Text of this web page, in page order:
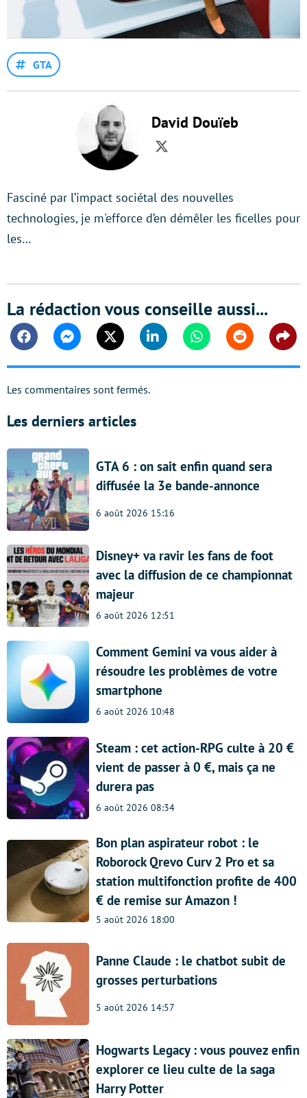
GTA
David Douïeb
Twitter
Fasciné par l’impact sociétal des nouvelles
technologies, je m'efforce d’en démêler les ficelles pour
les…
La rédaction vous conseille aussi...
FacebookMessengerTwitter Linkedin WhatsappReddit
Les commentaires sont fermés.
Les derniers articles
GTA 6 : on sait enfin quand sera
diffusée la 3e bande-annonce
6 août 2026 15:16
Disney+ va ravir les fans de foot
avec la diffusion de ce championnat
majeur
6 août 2026 12:51
Comment Gemini va vous aider à
résoudre les problèmes de votre
smartphone
6 août 2026 10:48
Steam : cet action-RPG culte à 20 €
vient de passer à 0 €, mais ça ne
durera pas
6 août 2026 08:34
Bon plan aspirateur robot : le
Roborock Qrevo Curv 2 Pro et sa
station multifonction profite de 400
€ de remise sur Amazon !
5 août 2026 18:00
Panne Claude : le chatbot subit de
grosses perturbations
5 août 2026 14:57
Hogwarts Legacy : vous pouvez enfin
explorer ce lieu culte de la saga
Harry Potter